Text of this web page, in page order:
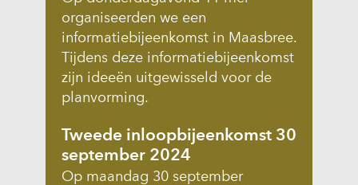
organiseerden we een
informatiebijeenkomst in Maasbree.
Tijdens deze informatiebijeenkomst
zijn ideeën uitgewisseld voor de
planvorming.
Tweede inloopbijeenkomst 30
september 2024
Op maandag 30 september